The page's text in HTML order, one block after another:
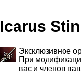
Icarus
Эксклюзивное
При
вас и членов